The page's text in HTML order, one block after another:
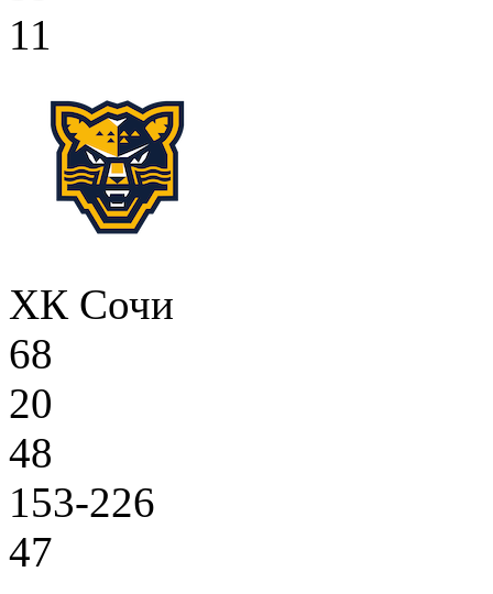
11
ХК Сочи
68
20
48
153-226
47